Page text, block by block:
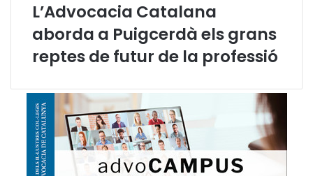
L’Advocacia Catalana
aborda a Puigcerdà els grans
reptes de futur de la professió